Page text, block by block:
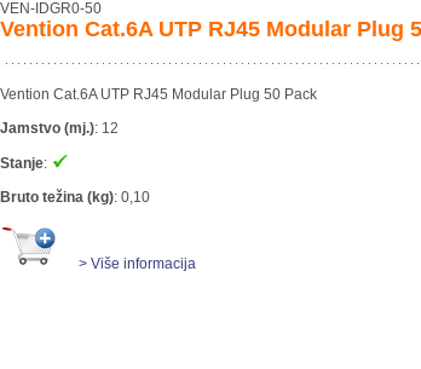
VEN-IDGR0-50
Vention Cat.6A UTP RJ45 Modular Plug
Vention Cat.6A UTP RJ45 Modular Plug 50 Pack
Jamstvo (mj.): 12
Stanje:
Bruto težina (kg): 0,10
> Više informacija